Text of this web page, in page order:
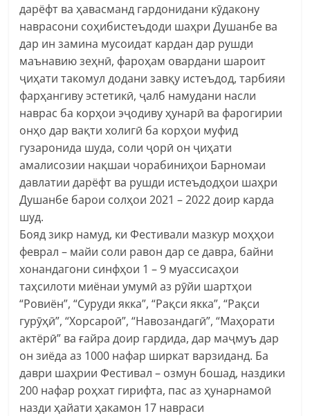
дарёфт ва ҳавасманд гардонидани кӯдакону
наврасони соҳибистеъдоди шаҳри Душанбе ва
дар ин замина мусоидат кардан дар рушди
маънавию зеҳнӣ, фароҳам овардани шароит
ҷиҳати такомул додани завқу истеъдод, тарбияи
фарҳангиву эстетикӣ, ҷалб намудани насли
наврас ба корҳои эҷодиву ҳунарӣ ва фарогирии
онҳо дар вақти холигӣ ба корҳои муфид
гузаронида шуда, соли ҷорӣ он ҷиҳати
амалисозии нақшаи чорабиниҳои Барномаи
давлатии дарёфт ва рушди истеъдодҳои шаҳри
Душанбе барои солҳои 2021 – 2022 доир карда
шуд.
Бояд зикр намуд, ки Фестивали мазкур моҳҳои
феврал – майи соли равон дар се давра, байни
хонандагони синфҳои 1 – 9 муассисаҳои
таҳсилоти миёнаи умумӣ аз рӯйи шартҳои
“Ровиён”, “Суруди якка”, “Рақси якка”, “Рақси
гурӯҳӣ”, “Хорсароӣ”, “Навозандагӣ”, “Маҳорати
актёрӣ” ва ғайра доир гардида, дар маҷмуъ дар
он зиёда аз 1000 нафар ширкат варзиданд. Ба
даври шаҳрии Фестивал – озмун бошад, наздики
200 нафар роҳхат гирифта, пас аз ҳунарнамоӣ
назди ҳайати ҳакамон 17 навраси